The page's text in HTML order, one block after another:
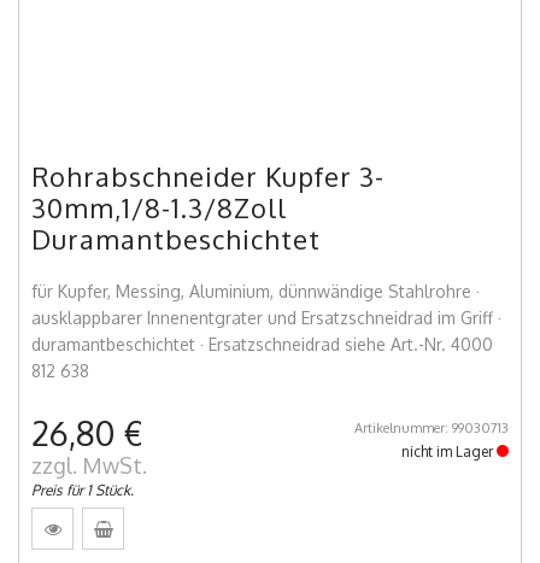
Rohrabschneider Kupfer 3-
30mm,1/8-1.3/8Zoll
Duramantbeschichtet
für Kupfer, Messing, Aluminium, dünnwändige Stahlrohre ·
ausklappbarer Innenentgrater und Ersatzschneidrad im Griff ·
duramantbeschichtet · Ersatzschneidrad siehe Art.-Nr. 4000
812 638
26,80 €
zzgl. MwSt.
Preis für 1 Stück.
Artikelnummer: 99030713
nicht im Lager